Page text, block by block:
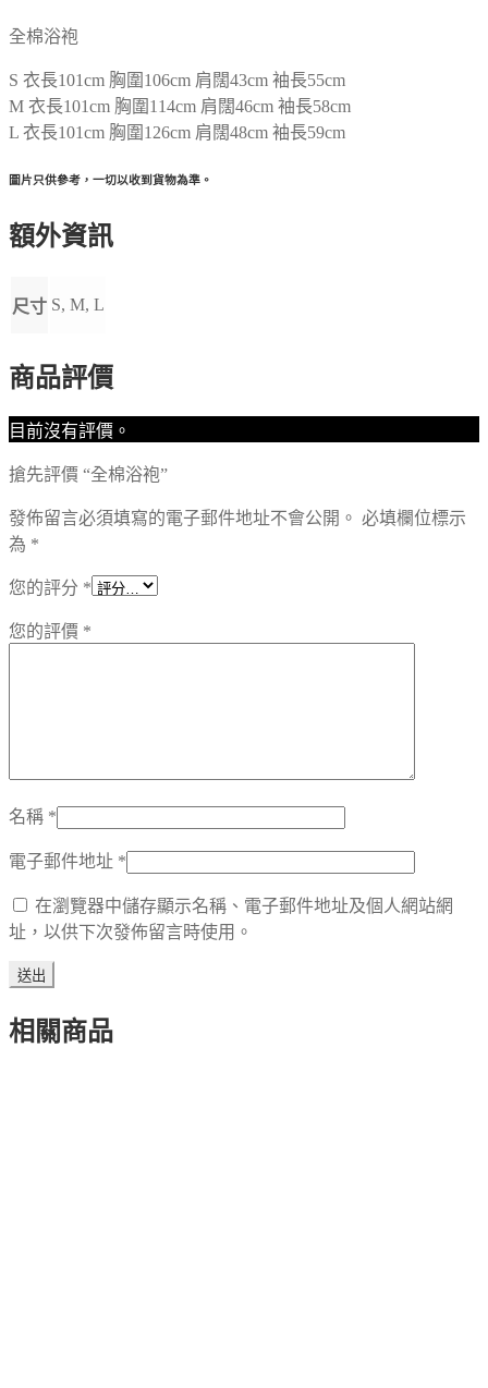
全棉浴袍
S 衣長101cm 胸圍106cm 肩闊43cm 袖長55cm
M 衣長101cm 胸圍114cm 肩闊46cm 袖長58cm
L 衣長101cm 胸圍126cm 肩闊48cm 袖長59cm
圖片只供參考，一切以收到貨物為準。
額外資訊
尺寸 S, M, L
商品評價
目前沒有評價。
搶先評價 “全棉浴袍”
發佈留言必須填寫的電子郵件地址不會公開。 必填欄位標示
為 *
您的評分 *
您的評價 *
名稱 *
電子郵件地址 *
在瀏覽器中儲存顯示名稱、電子郵件地址及個人網站網
址，以供下次發佈留言時使用。
相關商品